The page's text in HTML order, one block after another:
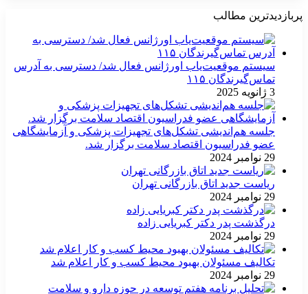
پربازدیدترین مطالب
سیستم موقعیت‌یاب اورژانس فعال شد/ دسترسی به آدرس
تماس‌گیرندگان ۱۱۵
3 ژانویه 2025
جلسه هم‌اندیشی تشکل‌های تجهیزات پزشکی و آزمایشگاهی
عضو فدراسیون اقتصاد سلامت برگزار شد.
29 نوامبر 2024
ریاست جدید اتاق بازرگانی تهران
29 نوامبر 2024
درگذشت پدر دکتر کبریایی زاده
29 نوامبر 2024
تکالیف مسئولان بهبود محیط کسب و کار اعلام شد
29 نوامبر 2024